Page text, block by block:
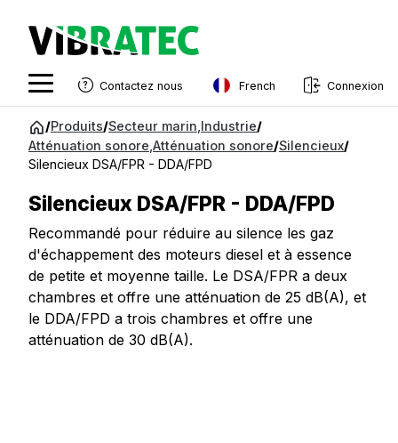
contenu
Contactez nous French
Swedish
French
Estonian
Finnish
Danish
Connexion
/Produits/Secteur marin Industrie/
Atténuation sonore Atténuation sonore/Silencieux/
Silencieux DSA/FPR - DDA/FPD
Silencieux DSA/FPR - DDA/FPD
Recommandé pour réduire au silence les gaz
d'échappement des moteurs diesel et à essence
de petite et moyenne taille. Le DSA/FPR a deux
chambres et offre une atténuation de 25 dB(A), et
le DDA/FPD a trois chambres et offre une
atténuation de 30 dB(A).